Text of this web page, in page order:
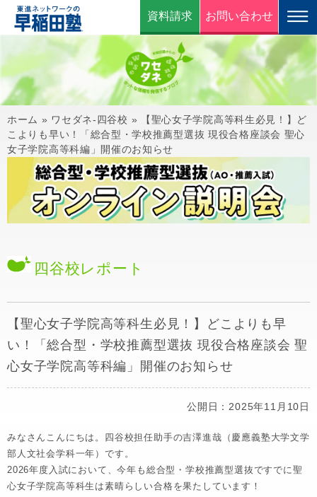
資料請求 お問い合わせ
ホーム » ワセダネ-四谷校 »
【聖心女子学院高等科生必見！】ど
こよりも早い！「総合型・学校推薦型選抜 現役合格座談会 聖心
女子学院高等科編」開催のお知らせ
四谷校レポート
【聖心女子学院高等科生必見！】どこよりも早
い！「総合型・学校推薦型選抜 現役合格座談会 聖
心女子学院高等科編」開催のお知らせ
公開日：2025年11月10日
みなさんこんにちは。四谷校担任助手の吉澤進哉（慶應義塾大学文学
部人文社会学科一年）です。
2026年度入試において、今年も総合型・学校推薦型選抜ですでに聖
心女子学院高等科生は素晴らしい合格を果たしています！